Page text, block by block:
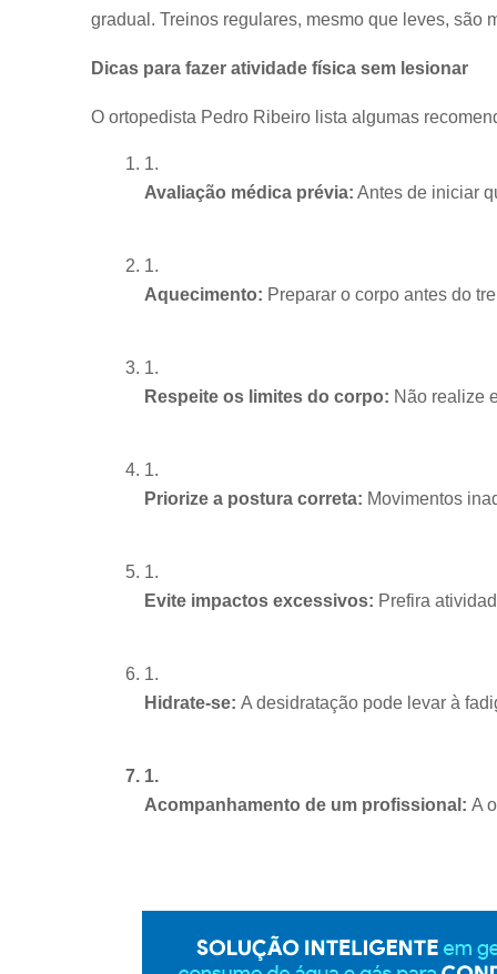
gradual. Treinos regulares, mesmo que leves, são
Dicas para fazer atividade física sem lesionar
O ortopedista Pedro Ribeiro lista algumas
Avaliação médica prévia: Antes de iniciar
Aquecimento: Preparar o corpo antes do
Respeite os limites do corpo: Não realize
Priorize a postura correta: Movimentos
Evite impactos excessivos: Prefira
Hidrate-se: A desidratação pode levar à
Acompanhamento de um profissional: A